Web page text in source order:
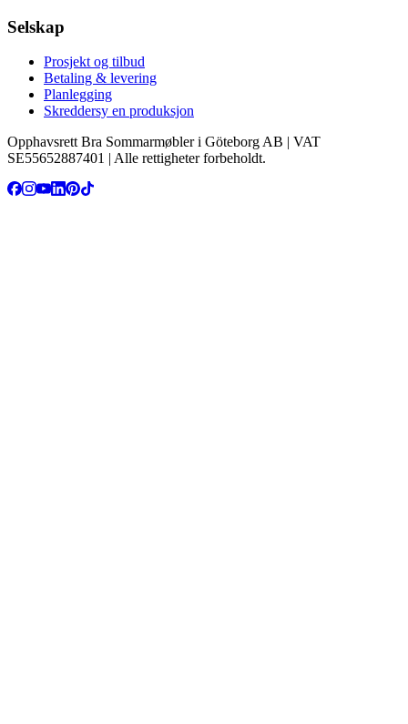
Selskap
Prosjekt og tilbud
Betaling & levering
Planlegging
Skreddersy en produksjon
Opphavsrett Bra Sommarmøbler i Göteborg AB | VAT
SE55652887401 | Alle rettigheter forbeholdt.